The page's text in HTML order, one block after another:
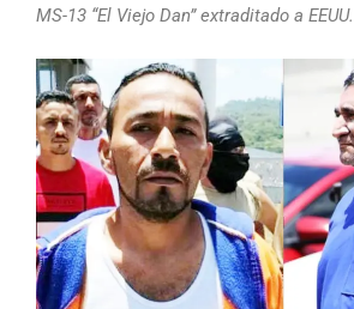
MS-13 “El Viejo Dan” extraditado a EEUU.